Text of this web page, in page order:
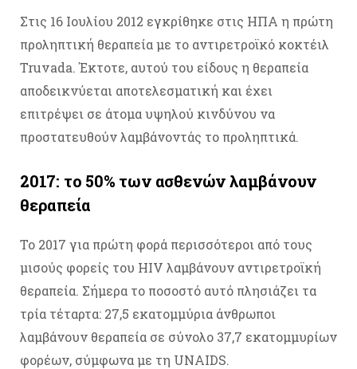
Στις 16 Ιουλίου 2012 εγκρίθηκε στις ΗΠΑ η πρώτη
προληπτική θεραπεία με το αντιρετροϊκό κοκτέιλ
Truvada. Έκτοτε, αυτού του είδους η θεραπεία
αποδεικνύεται αποτελεσματική και έχει
επιτρέψει σε άτομα υψηλού κινδύνου να
προστατευθούν λαμβάνοντάς το προληπτικά.
2017: το 50% των ασθενών λαμβάνουν
θεραπεία
Το 2017 για πρώτη φορά περισσότεροι από τους
μισούς φορείς του HIV λαμβάνουν αντιρετροϊκή
θεραπεία. Σήμερα το ποσοστό αυτό πλησιάζει τα
τρία τέταρτα: 27,5 εκατομμύρια άνθρωποι
λαμβάνουν θεραπεία σε σύνολο 37,7 εκατομμυρίων
φορέων, σύμφωνα με τη UNAIDS.